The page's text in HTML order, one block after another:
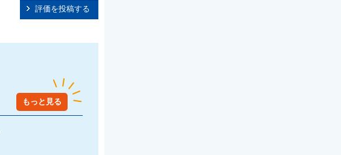
評価を投稿する
もっと見る